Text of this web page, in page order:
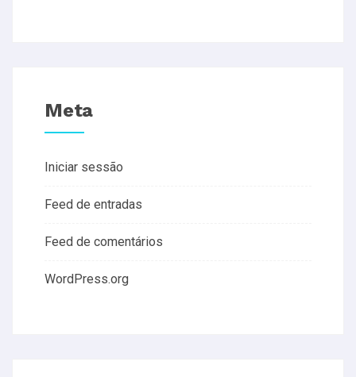
Meta
Iniciar sessão
Feed de entradas
Feed de comentários
WordPress.org